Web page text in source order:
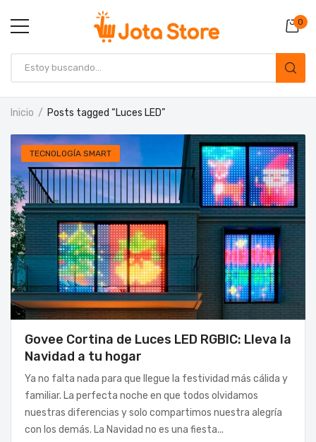
0
Inicio Posts tagged “Luces LED”
TECNOLOGÍA SMART
Govee Cortina de Luces LED RGBIC: Lleva la
Navidad a tu hogar
Ya no falta nada para que llegue la festividad más cálida y
familiar. La perfecta noche en que todos olvidamos
nuestras diferencias y solo compartimos nuestra alegría
con los demás. La Navidad no es una fiesta...
VERANO